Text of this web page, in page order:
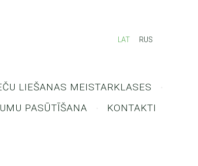
LIEŠANAS MEISTARKLASES
PASŪTĪŠANA KONTAKTI
LAT RUS